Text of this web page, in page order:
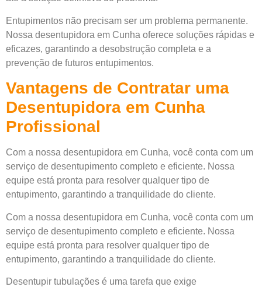
Entupimentos não precisam ser um problema permanente.
Nossa desentupidora em Cunha oferece soluções rápidas e
eficazes, garantindo a desobstrução completa e a
prevenção de futuros entupimentos.
Vantagens de Contratar uma
Desentupidora em Cunha
Profissional
Com a nossa desentupidora em Cunha, você conta com um
serviço de desentupimento completo e eficiente. Nossa
equipe está pronta para resolver qualquer tipo de
entupimento, garantindo a tranquilidade do cliente.
Com a nossa desentupidora em Cunha, você conta com um
serviço de desentupimento completo e eficiente. Nossa
equipe está pronta para resolver qualquer tipo de
entupimento, garantindo a tranquilidade do cliente.
Desentupir tubulações é uma tarefa que exige